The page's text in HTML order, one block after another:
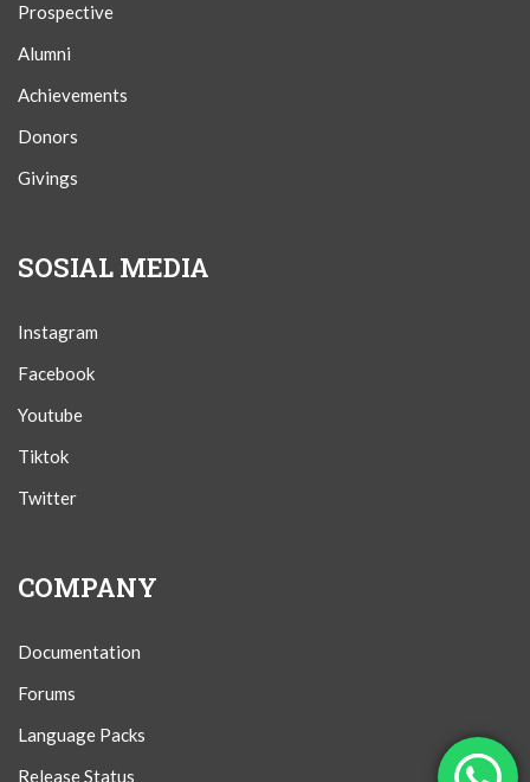
Prospective
Alumni
Achievements
Donors
Givings
SOSIAL MEDIA
Instagram
Facebook
Youtube
Tiktok
Twitter
COMPANY
Documentation
Forums
Language Packs
Release Status